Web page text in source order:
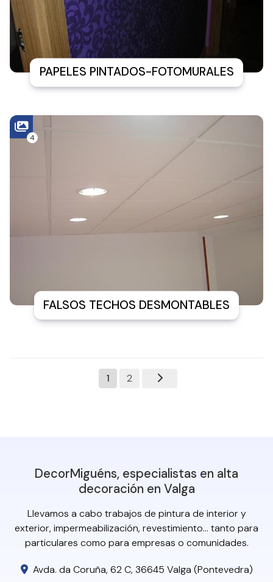
PAPELES PINTADOS-FOTOMURALES
FALSOS TECHOS DESMONTABLES
4
1 2
DecorMiguéns, especialistas en alta
decoración en Valga
Llevamos a cabo trabajos de pintura de interior y
exterior, impermeabilización, revestimiento... tanto para
particulares como para empresas o comunidades.
Avda. da Coruña, 62 C, 36645 Valga (Pontevedra)